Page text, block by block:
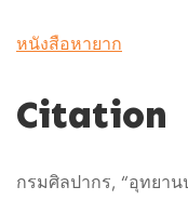
หนังสือหายาก
Citation
กรมศิลปากร, “อุทยาน